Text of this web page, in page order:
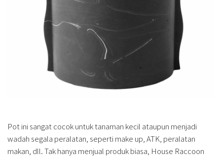
Pot ini sangat cocok untuk tanaman kecil ataupun menjadi
wadah segala peralatan, seperti make up, ATK, peralatan
makan, dll. Tak hanya menjual produk biasa, House Raccoon